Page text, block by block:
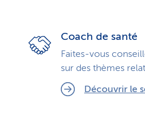
Coach de santé
Faites-vous
sur des thèmes
Découvrir le